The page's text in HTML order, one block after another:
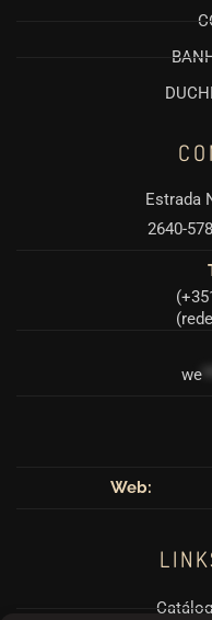
Estrada
2640-
we
Web: